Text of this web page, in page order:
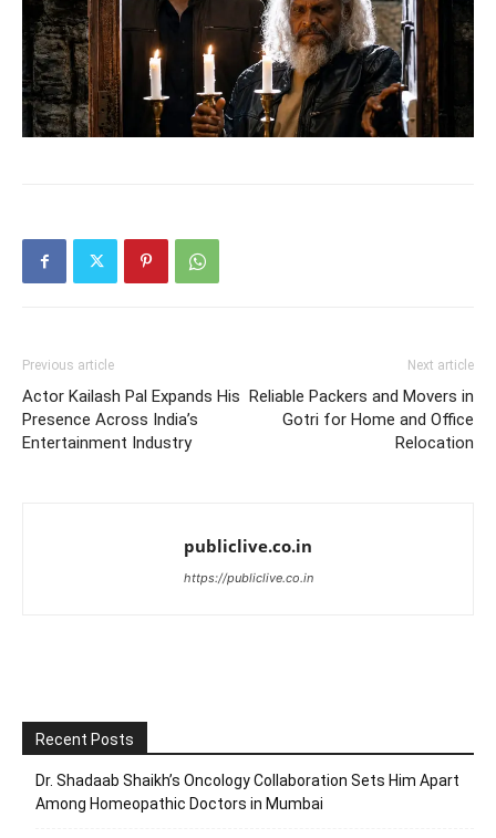
Previous article
Actor Kailash Pal Expands His
Presence Across India’s
Entertainment Industry
Next article
Reliable Packers and Movers in
Gotri for Home and Office
Relocation
publiclive.co.in
https://publiclive.co.in
Recent Posts
Dr. Shadaab Shaikh’s Oncology Collaboration Sets Him Apart
Among Homeopathic Doctors in Mumbai